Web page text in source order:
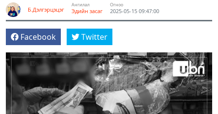
Б.Дэлгэрцэцэг
Ангилал
Эдийн засаг
Огноо
2025-05-15 09:47:00
Facebook Twitter